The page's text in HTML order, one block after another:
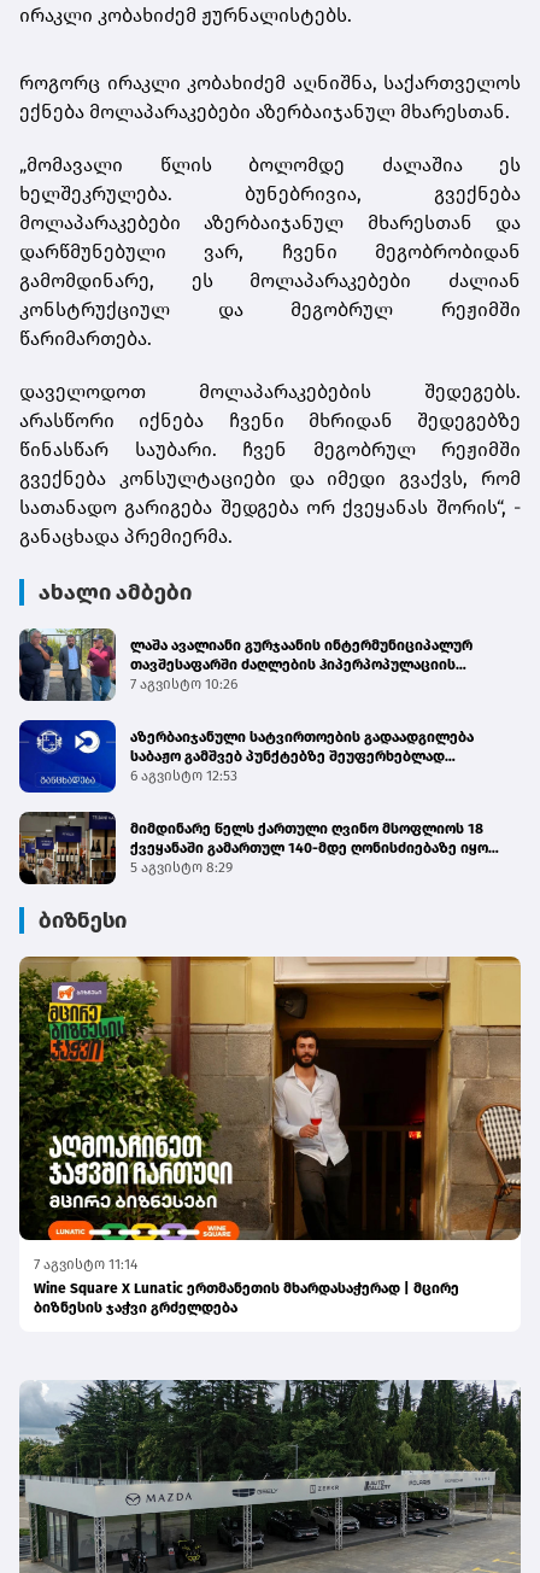
ირაკლი კობახიძემ ჟურნალისტებს.
როგორც ირაკლი კობახიძემ აღნიშნა, საქართველოს
ექნება მოლაპარაკებები აზერბაიჯანულ მხარესთან.
„მომავალი წლის ბოლომდე ძალაშია ეს
ხელშეკრულება. ბუნებრივია, გვექნება
მოლაპარაკებები აზერბაიჯანულ მხარესთან და
დარწმუნებული ვარ, ჩვენი მეგობრობიდან
გამომდინარე, ეს მოლაპარაკებები ძალიან
კონსტრუქციულ და მეგობრულ რეჟიმში
წარიმართება.
დაველოდოთ მოლაპარაკებების შედეგებს.
არასწორი იქნება ჩვენი მხრიდან შედეგებზე
წინასწარ საუბარი. ჩვენ მეგობრულ რეჟიმში
გვექნება კონსულტაციები და იმედი გვაქვს, რომ
სათანადო გარიგება შედგება ორ ქვეყანას შორის“, -
განაცხადა პრემიერმა.
ახალი ამბები
ლაშა ავალიანი გურჯაანის ინტერმუნიციპალურ
თავშესაფარში ძაღლების ჰიპერპოპულაციის
მართვის პროგრამის მიმდინარეობას გაეცნო
7 აგვისტო 10:26
აზერბაიჯანული სატვირთოების გადაადგილება
საბაჟო გამშვებ პუნქტებზე შეუფერხებლად
მიმდინარეობს - შემოსავლების სამსახური
6 აგვისტო 12:53
მიმდინარე წელს ქართული ღვინო მსოფლიოს 18
ქვეყანაში გამართულ 140-მდე ღონისძიებაზე იყო
წარმოდგენილი
5 აგვისტო 8:29
ბიზნესი
7 აგვისტო 11:14
Wine Square X Lunatic ერთმანეთის მხარდასაჭერად | მცირე
ბიზნესის ჯაჭვი გრძელდება